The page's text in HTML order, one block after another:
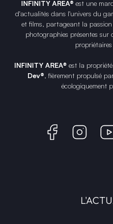
INFINITY AREA® est une
d'actualités dans l'univers du
et films, partageant la
photographies présentes
INFINITY AREA® est la
Dev®, fièrement propulsé
écologiquement